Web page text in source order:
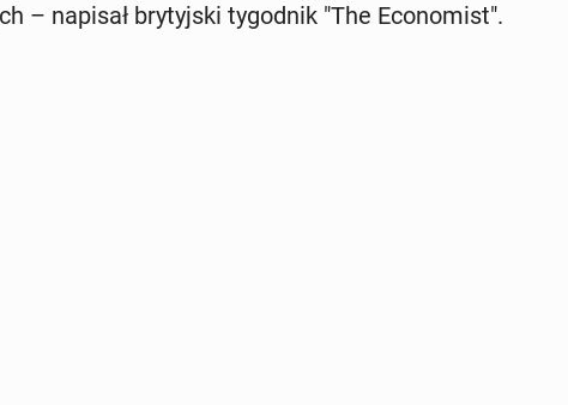
– napisał bry­tyj­ski ty­go­dnik "The Eco­no­mist".